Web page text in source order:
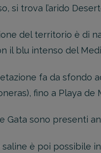
si trova l’arido
del territorio è di
il blu intenso del
fa da sfondo
fino a Playa de
Gata sono presenti
è poi possibile